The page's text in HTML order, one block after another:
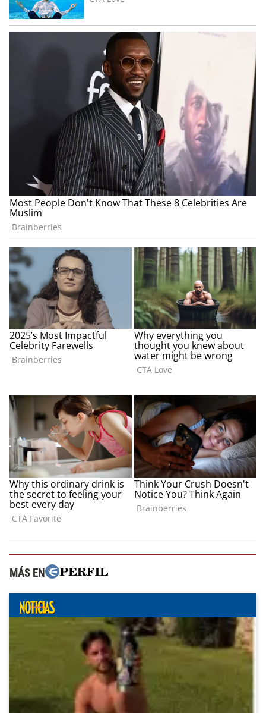
MÁS EN